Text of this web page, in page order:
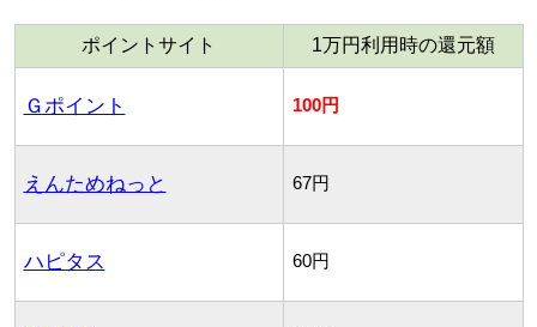
ポイントサイト 1万円利用時の還元額
Ｇポイント 100円
えんためねっと 67円
ハピタス 60円